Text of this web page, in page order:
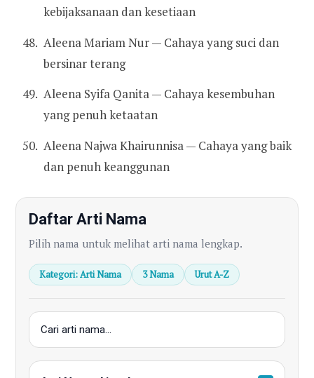
kebijaksanaan dan kesetiaan
Aleena Mariam Nur — Cahaya yang suci dan
bersinar terang
Aleena Syifa Qanita — Cahaya kesembuhan
yang penuh ketaatan
Aleena Najwa Khairunnisa — Cahaya yang baik
dan penuh keanggunan
Daftar Arti Nama
Pilih nama untuk melihat arti nama lengkap.
Kategori: Arti Nama 3 Nama Urut A-Z